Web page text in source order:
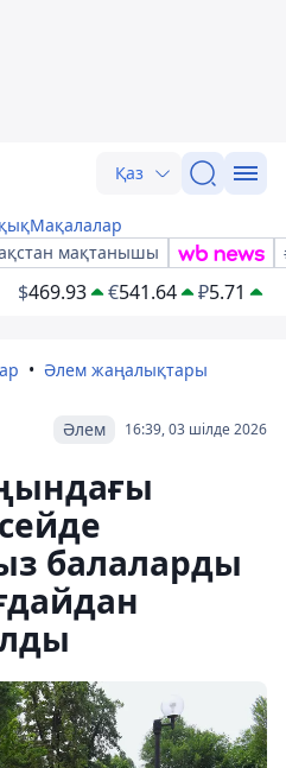
Қаз
Мақалалар
мақтанышы
$469.93 €541.64 ₽5.71
Әлем жаңалықтары
16:39, 03 шілде 2026
Әлем
балаларды